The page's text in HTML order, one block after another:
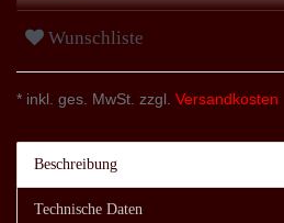
Wunschliste
* inkl. ges. MwSt. zzgl. Versandkosten
Beschreibung
Technische Daten